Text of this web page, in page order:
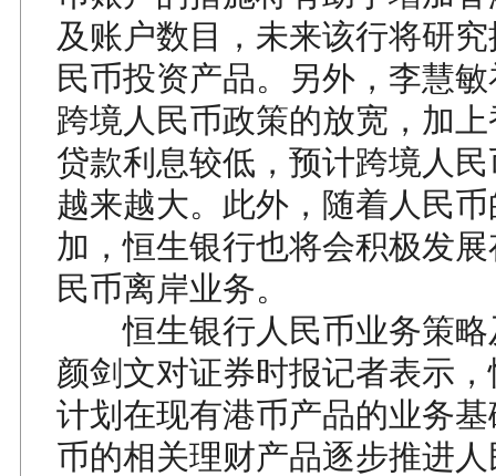
及账户数目，未来该行将研
民币投资产品。另外，李慧
跨境人民币政策的放宽，加
贷款利息较低，预计跨境人
越来越大。此外，随着人民
加，恒生银行也将会积极发
民币离岸业务。
恒生银行人民币业务策略
颜剑文对证券时报记者表示
计划在现有港币产品的业务
币的相关理财产品逐步推进